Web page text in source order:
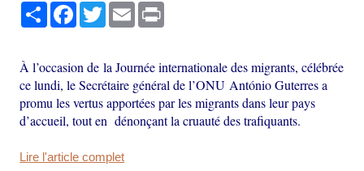
PartagerFacebook
TwitterEmail
À l’occasion de la Journée internationale des migrants, célébrée
ce lundi, le Secrétaire général de l’ONU António Guterres a
promu les vertus apportées par les migrants dans leur pays
d’accueil, tout en dénonçant la cruauté des trafiquants.
Lire l'article complet